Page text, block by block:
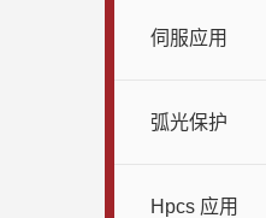
伺服应用
弧光保护
Hpcs 应用